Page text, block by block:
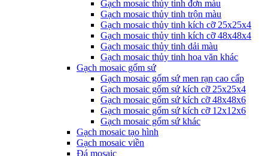
Gạch mosaic thủy tinh đơn màu
Gạch mosaic thủy tinh trộn màu
Gạch mosaic thủy tinh kích cỡ 25x25x4
Gạch mosaic thủy tinh kích cỡ 48x48x4
Gạch mosaic thủy tinh dải màu
Gạch mosaic thủy tinh hoa văn khác
Gạch mosaic gốm sứ
Gạch mosaic gốm sứ men rạn cao cấp
Gạch mosaic gốm sứ kích cỡ 25x25x4
Gạch mosaic gốm sứ kích cỡ 48x48x6
Gạch mosaic gốm sứ kích cỡ 12x12x6
Gạch mosaic gốm sứ khác
Gạch mosaic tạo hình
Gạch mosaic viền
Đá mosaic